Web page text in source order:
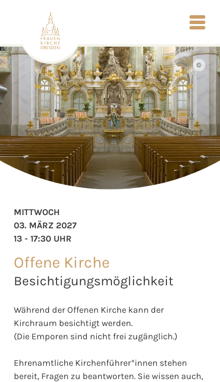
©
Offene Kirche
Besichtigungsmöglichkeit
Während der Offenen Kirche kann der
Kirchraum besichtigt werden.
(Die Emporen sind nicht frei zugänglich.)
Ehrenamtliche Kirchenführer*innen stehen
bereit, Fragen zu beantworten. Sie wissen auch,
MITTWOCH
03. MÄRZ 2027
13 - 17:30 UHR